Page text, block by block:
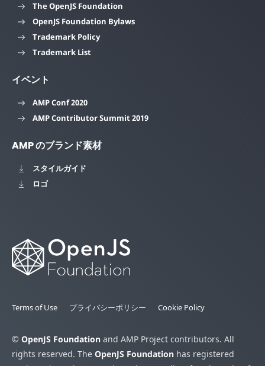
The OpenJS Foundation
OpenJS Foundation Bylaws
Trademark Policy
Trademark List
イベント
AMP Conf 2020
AMP Contributor Summit 2019
AMP のブランド素材
スタイルガイド
ロゴ
Terms of Use プライバシーポリシー Cookie Policy
© OpenJS Foundation and AMP Project contributors. All
rights reserved. The OpenJS Foundation has registered